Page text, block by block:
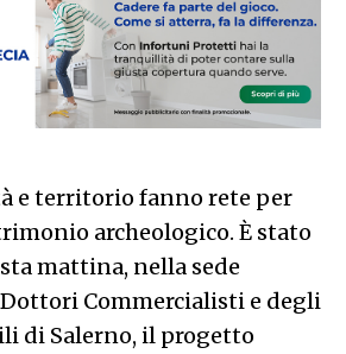
e territorio fanno rete per
archeologico. È stato
mattina, nella sede
Commercialisti e degli
di Salerno, il progetto